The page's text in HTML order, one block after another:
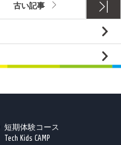
古い記事
短期体験コース
Tech Kids CAMP